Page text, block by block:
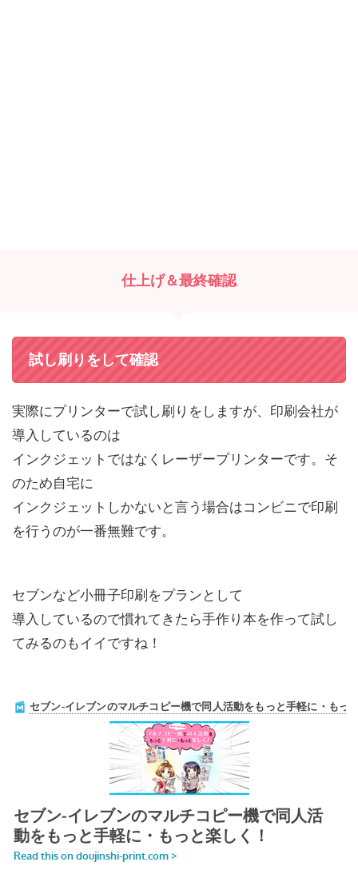
仕上げ＆最終確認
試し刷りをして確認
実際にプリンターで試し刷りをしますが、印刷会社が
導入しているのは
インクジェットではなくレーザープリンターです。そ
のため自宅に
インクジェットしかないと言う場合はコンビニで印刷
を行うのが一番無難です。
セブンなど小冊子印刷をプランとして
導入しているので慣れてきたら手作り本を作って試し
てみるのもイイですね！